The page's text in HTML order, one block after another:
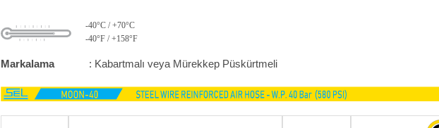
-40°C / +70°C
-40°F / +158°F
Markalama : Kabartmalı veya Mürekkep Püskürtmeli